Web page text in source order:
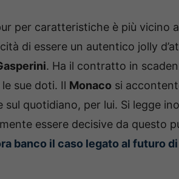
per caratteristiche è più vicino a
di essere un autentico jolly
. Ha il contratto in
sue doti. Il Monaco si
sul quotidiano, per lui. Si legge
essere decisive da questo
banco il caso legato al futuro